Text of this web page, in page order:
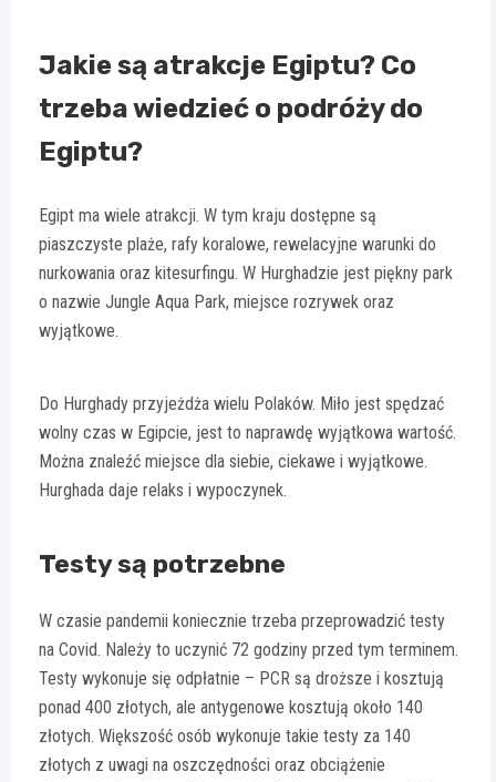
Jakie są atrakcje Egiptu? Co
trzeba wiedzieć o podróży do
Egiptu?
Egipt ma wiele atrakcji. W tym kraju dostępne są
piaszczyste plaże, rafy koralowe, rewelacyjne warunki do
nurkowania oraz kitesurfingu. W Hurghadzie jest piękny park
o nazwie Jungle Aqua Park, miejsce rozrywek oraz
wyjątkowe.
Do Hurghady przyjeżdża wielu Polaków. Miło jest spędzać
wolny czas w Egipcie, jest to naprawdę wyjątkowa wartość.
Można znaleźć miejsce dla siebie, ciekawe i wyjątkowe.
Hurghada daje relaks i wypoczynek.
Testy są potrzebne
W czasie pandemii koniecznie trzeba przeprowadzić testy
na Covid. Należy to uczynić 72 godziny przed tym terminem.
Testy wykonuje się odpłatnie – PCR są droższe i kosztują
ponad 400 złotych, ale antygenowe kosztują około 140
złotych. Większość osób wykonuje takie testy za 140
złotych z uwagi na oszczędności oraz obciążenie